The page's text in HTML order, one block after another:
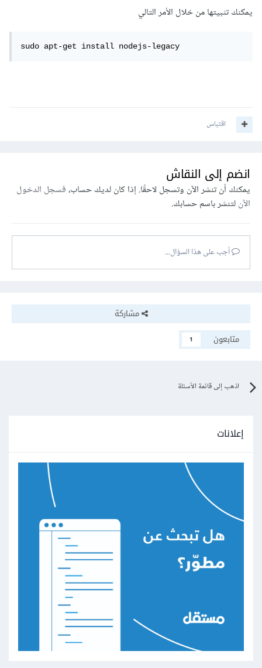
يمكنك تثبيتها من خلال الأمر التالي
sudo apt-get install nodejs-legacy
اقتباس
انضم إلى النقاش
يمكنك أن تنشر الآن وتسجل لاحقًا. إذا كان لديك حساب،فسجل الدخول
الآنلتنشر باسم حسابك.
أجب على هذا السؤال...
مشاركة
متابعون
1
اذهب إلى قائمة الأسئلة
إعلانات